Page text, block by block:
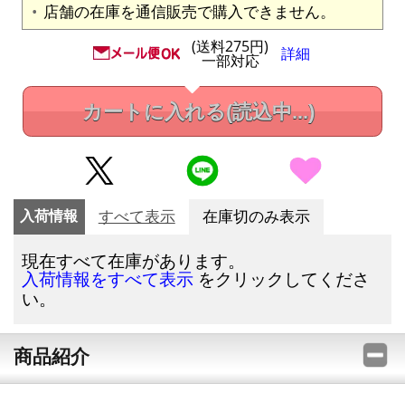
店舗の在庫を通信販売で購入できません。
(送料275円)
一部対応 詳細
カートに入れる(読込中...)
入荷情報 すべて表示 在庫切のみ表示
現在すべて在庫があります。
入荷情報をすべて表示 をクリックしてくださ
い。
商品紹介